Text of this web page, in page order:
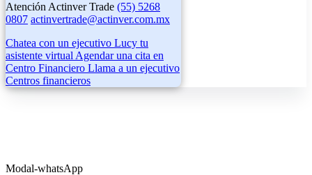
Atención Actinver Trade (55) 5268
0807 actinvertrade@actinver.com.mx
Chatea con un ejecutivo Lucy tu
asistente virtual Agendar una cita en
Centro Financiero Llama a un ejecutivo
Centros financieros
Modal-whatsApp